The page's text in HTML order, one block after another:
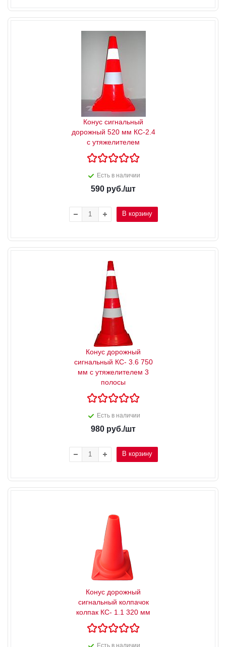
Конус сигнальный
дорожный 520 мм КС-2.4
с утяжелителем
Есть в наличии
590 руб./шт
В корзину
Конус дорожный
сигнальный КС- 3.6 750
мм с утяжелителем 3
полосы
Есть в наличии
980 руб./шт
В корзину
Конус дорожный
сигнальный колпачок
колпак КС- 1.1 320 мм
Есть в наличии